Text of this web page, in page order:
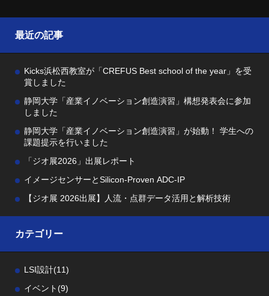
最近の記事
Kicks浜松西教室が「CREFUS Best school of the year」を受
賞しました
静岡大学「産業イノベーション創造演習」構想発表会に参加
しました
静岡大学「産業イノベーション創造演習」が始動！ 学生への
課題提示を行いました
「ジオ展2026」出展レポート
イメージセンサーとSilicon-Proven ADC-IP
【ジオ展 2026出展】人流・点群データ活用と解析技術
カテゴリー
LSI設計(11)
イベント (9)